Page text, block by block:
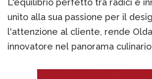
L'equilibrio perfetto tra radici e
unito alla sua passione per il
l'attenzione al cliente, rende
innovatore nel panorama